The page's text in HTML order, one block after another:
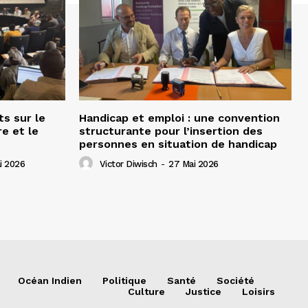
sur le
et le
2026
Handicap et emploi : une convention
structurante pour l’insertion des
personnes en situation de handicap
Victor Diwisch - 27 Mai 2026
Océan Indien Politique Santé
Société
Culture
Justice Loisirs